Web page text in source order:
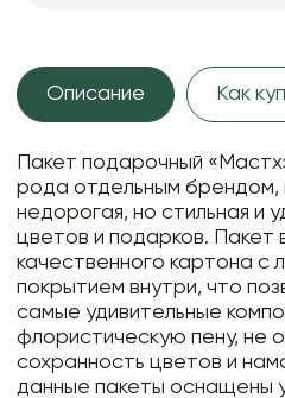
Описание Как
Пакет подарочный
рода отдельным брендом,
недорогая, но стильная и
цветов и подарков. Пакет
качественного картона с
покрытием внутри, что
самые удивительные
флористическую пену, не
сохранность цветов и
данные пакеты оснащены